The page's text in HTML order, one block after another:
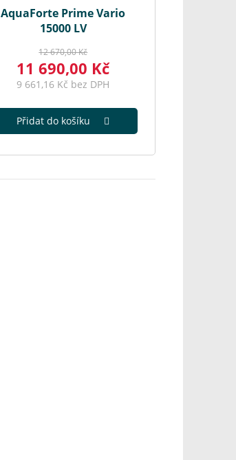
AquaForte Prime Vario
15000 LV
12 670,00 Kč
11 690,00 Kč
9 661,16 Kč bez DPH
Přidat do košíku